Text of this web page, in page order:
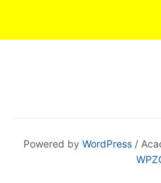
Powered by WordPress/